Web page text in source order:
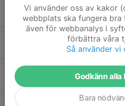
ÖFF
7 okt 2024 0
ÖFF Vinterproffsläger 13-
19 sep 2024 0
0
Livesändning fr Göteborg
Vi använder oss av kakor
webbplats ska fungera bra
även för webbanalys i
förbättra våra
Så använder vi
Godkänn alla
Bara